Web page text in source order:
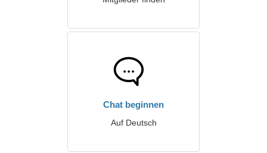
Chat beginnen
Auf Deutsch